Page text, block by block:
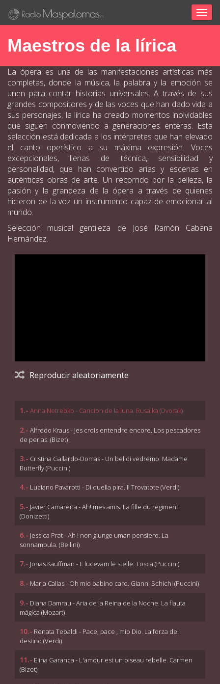
Maestros de la lírica
La ópera es una de las manifestaciones artísticas más
completas, donde la música, la palabra y la emoción se
unen para contar historias universales. A través de sus
grandes compositores y de las voces que han dado vida a
sus personajes, la lírica ha creado momentos inolvidables
que siguen conmoviendo a generaciones enteras. Esta
selección está dedicada a los intérpretes que han elevado
el canto operístico a su máxima expresión. Voces
excepcionales, llenas de técnica, sensibilidad y
personalidad, que han convertido arias y escenas en
auténticas obras de arte. Un recorrido por la belleza, la
pasión y la grandeza de la ópera a través de quienes
hicieron de la voz un instrumento capaz de emocionar al
mundo.
Selección musical gentileza de José Ramón Cabana
Hernández.
Reproducir aleatoriamente
1.- Anna Netrebko - Cancion de la luna. Rusalka (Dvorak)
2.- Alfredo Kraus - Jes crois entendre encore. Los pescadores
de perlas. (Bizet)
3.- Cristina Gallardo-Domas - Un bel di vedremo. Madame
Butterfly (Puccini)
4.- Luciano Pavarotti - Di quella pira. Il Trovatote (Verdi)
5.- Javier Camarena - Ah! mes amis. La fille du regiment
(Donizetti)
6.- Jessica Prat - Ah ! non giunge uman pensiero. La
sonnambula. (Bellini)
7.- Jonas Kauffman - E lucevam le stelle. Tosca (Puccini)
8.- Maria Callas - Oh mio babino caro. Gianni Schichi (Puccini)
9.- Diana Damrau - Aria de la Reina de la Noche. La flauta
mágica (Mozart)
10.- Renata Tebaldi - Pace, pace , mio Dio. La forza del
destino (Verdi)
11.- Elina Garanca - L'amour est un oiseau rebelle. Carmen
(Bizet)